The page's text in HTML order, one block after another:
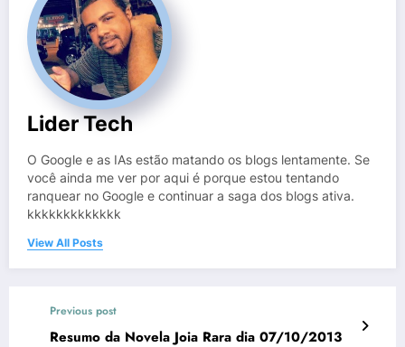
Lider Tech
O Google e as IAs estão matando os blogs lentamente. Se
você ainda me ver por aqui é porque estou tentando
ranquear no Google e continuar a saga dos blogs ativa.
kkkkkkkkkkkkk
View All Posts
Previous post
Resumo da Novela Joia Rara dia 07/10/2013